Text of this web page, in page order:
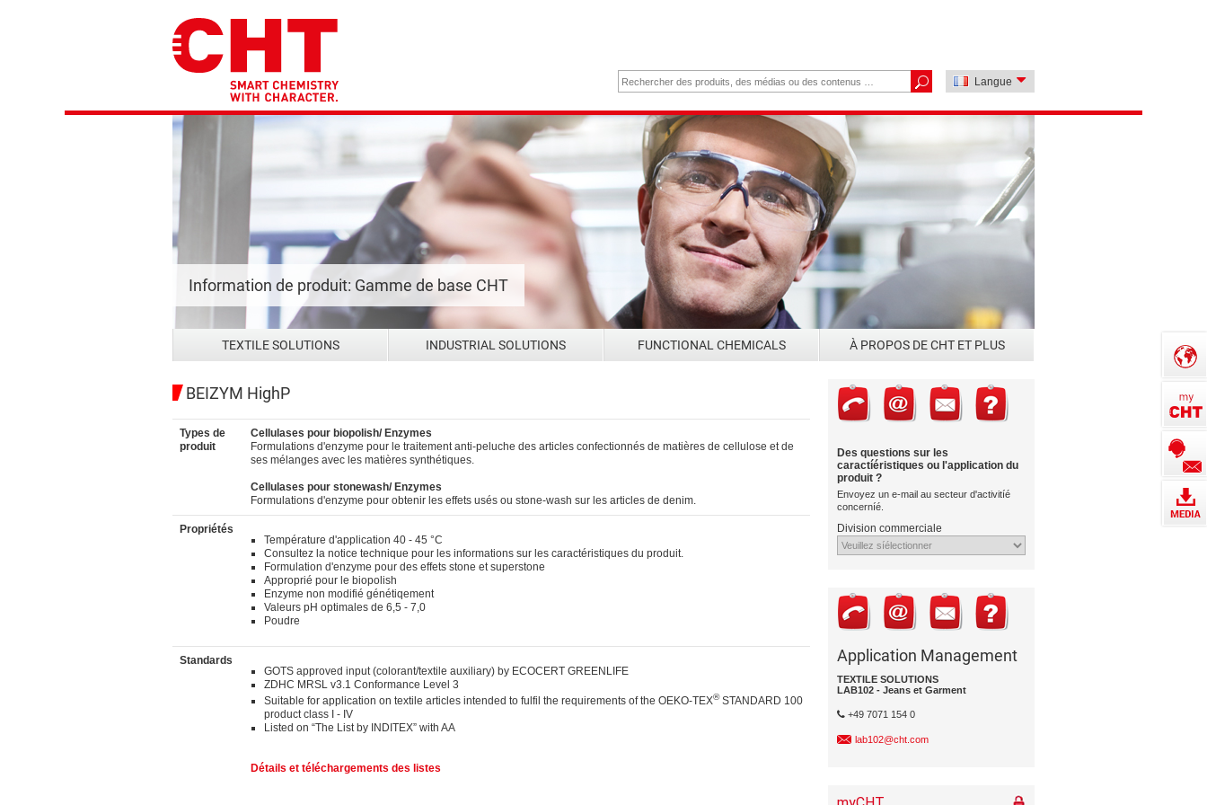
Langue
Information de produit: Gamme de base CHT
TEXTILE SOLUTIONS INDUSTRIAL SOLUTIONS FUNCTIONAL CHEMICALS À PROPOS DE CHT ET PLUS
BEIZYM HighP
Types de
produit
Cellulases pour biopolish/ Enzymes
Formulations d'enzyme pour le traitement anti-peluche des articles confectionnés de matières de cellulose et de
ses mélanges avec les matières synthétiques.
Cellulases pour stonewash/ Enzymes
Formulations d'enzyme pour obtenir les effets usés ou stone-wash sur les articles de denim.
Propriétés
Température d'application 40 - 45 °C
Consultez la notice technique pour les informations sur les caractéristiques du produit.
Formulation d'enzyme pour des effets stone et superstone
Approprié pour le biopolish
Enzyme non modifié génétiqement
Valeurs pH optimales de 6,5 - 7,0
Poudre
Standards
GOTS approved input (colorant/textile auxiliary) by ECOCERT GREENLIFE
ZDHC MRSL v3.1 Conformance Level 3
Suitable for application on textile articles intended to fulfil the requirements of the OEKO-TEX®STANDARD 100
product class I - IV
Listed on “The List by INDITEX” with AA
Détails et téléchargements des listes
Des questions sur les
caractíéristiques ou l'application du
produit ?
Envoyez un e-mail au secteur d'activitíé
concerníé.
Division commerciale
Application Management
TEXTILE SOLUTIONS
LAB102 - Jeans et Garment
+49 7071 154 0
lab102@cht.com